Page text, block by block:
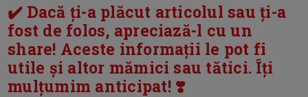
✔️ Dacă ți-a plăcut articolul sau ți-a
fost de folos, apreciază-l cu un
share! Aceste informații le pot fi
utile și altor mămici sau tătici. Îți
mulțumim anticipat! ❣️